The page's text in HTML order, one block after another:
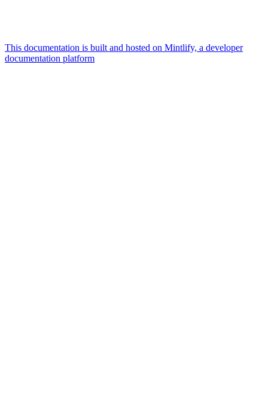
This documentation is built and hosted on Mintlify, a developer
documentation platform